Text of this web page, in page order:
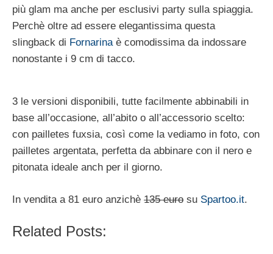
più glam ma anche per esclusivi party sulla spiaggia.
Perchè oltre ad essere elegantissima questa
slingback di Fornarinaè comodissima da indossare
nonostante i 9 cm di tacco.
3 le versioni disponibili, tutte facilmente abbinabili in
base all’occasione, all’abito o all’accessorio scelto:
con pailletes fuxsia, così come la vediamo in foto, con
pailletes argentata, perfetta da abbinare con il nero e
pitonata ideale anch per il giorno.
In vendita a 81 euro anzichè 135 euro su Spartoo.it.
Related Posts: